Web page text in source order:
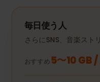
毎日使う人
さらにSNS、音楽スト
おすすめ 5〜10 GB /